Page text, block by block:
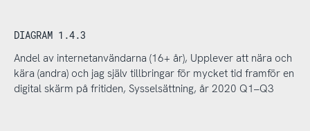
DIAGRAM 1.4.3
Andel av internetanvändarna (16+ år), Upplever att nära och
kära (andra) och jag själv tillbringar för mycket tid framför en
digital skärm på fritiden, Sysselsättning, år 2020 Q1–Q3